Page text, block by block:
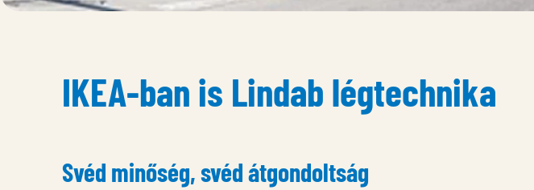
IKEA-ban is Lindab légtechnika
Svéd minőség, svéd átgondoltság